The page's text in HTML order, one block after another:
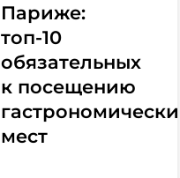
Париже:
топ-10
обязательных
к посещению
гастрономических
мест